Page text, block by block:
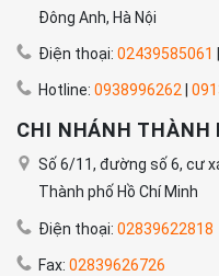
Đông Anh, Hà Nội
Điện thoại: 02439585061
Hotline: 0938996262
CHI NHÁNH THÀNH
Số 6/11, đường số 6, cư
Thành phố Hồ Chí Minh
Điện thoại: 02839622818
Fax: 02839626726